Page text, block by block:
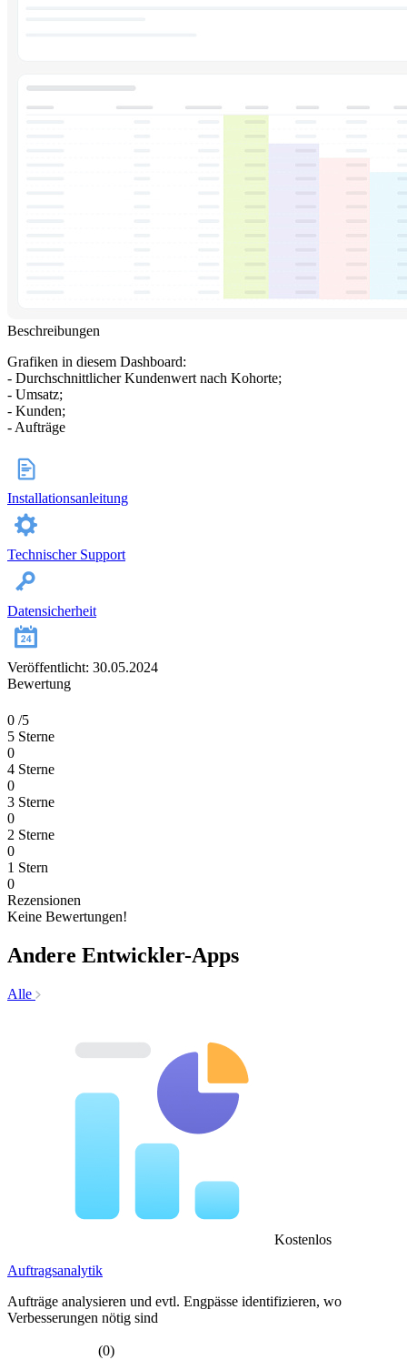
Beschreibungen
Grafiken in diesem Dashboard:
- Durchschnittlicher Kundenwert nach Kohorte;
- Umsatz;
- Kunden;
- Aufträge
Installationsanleitung
Technischer Support
Datensicherheit
Veröffentlicht: 30.05.2024
Bewertung
0 /5
5 Sterne
0
4 Sterne
0
3 Sterne
0
2 Sterne
0
1 Stern
0
Rezensionen
Keine Bewertungen!
Andere Entwickler-Apps
Alle
Kostenlos
Auftragsanalytik
Aufträge analysieren und evtl. Engpässe identifizieren, wo
Verbesserungen nötig sind
(0)